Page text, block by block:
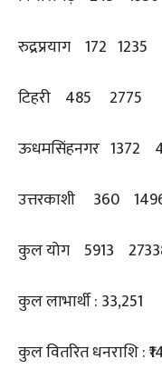
रुद्रप्रयाग 172 1235
टिहरी 485 2775
ऊधमसिंहनगर 1372
उत्तरकाशी 360
कुल योग 5913
कुल लाभार्थी : 33,251
कुल वितरित धनराशि :